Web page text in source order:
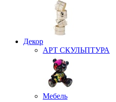
Декор
АРТ СКУЛЬПТУРА
Мебель